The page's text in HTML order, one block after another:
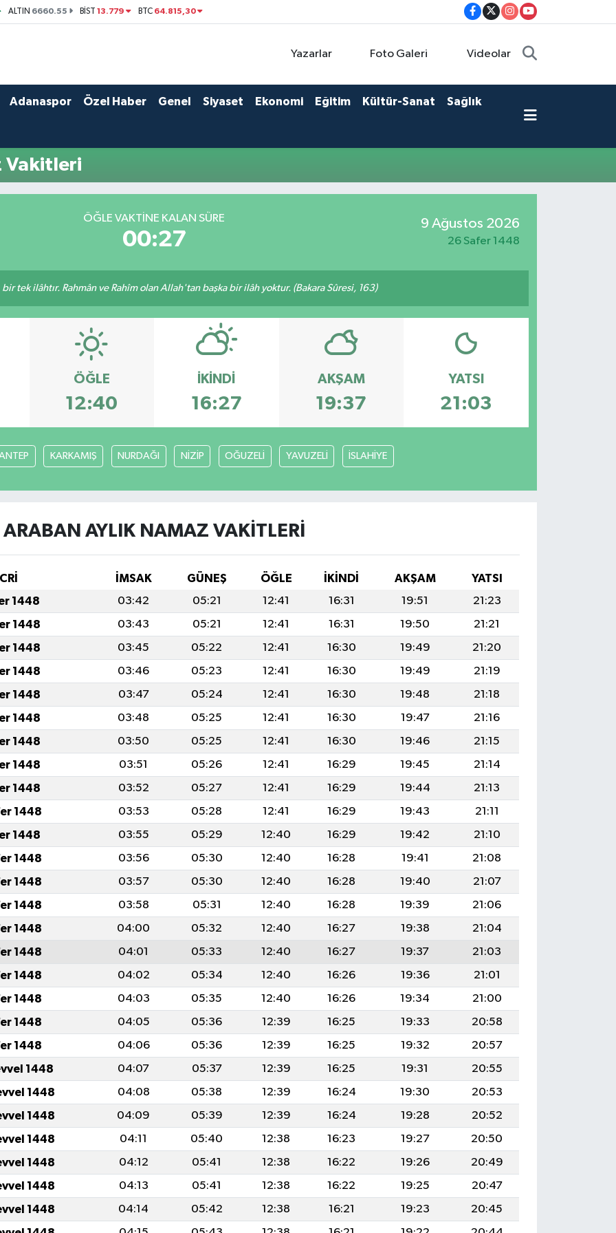
ALTIN 6660.55 BİST13.779 BTC 64.815,30
Yazarlar Foto Galeri Videolar
Adanaspor Özel Haber Genel Siyaset Ekonomi Eğitim Kültür-Sanat Sağlık
Vakitleri
ÖĞLE VAKTINE KALAN SÜRE
00:27
9 Ağustos 2026
26 Safer 1448
bir tek ilâhtır. Rahmân ve Rahîm olan Allah'tan başka bir ilâh yoktur. (Bakara Sûresi, 163)
ÖĞLE
12:40
İKINDI
16:27
AKŞAM
19:37
YATSI
21:03
KARKAMIŞ NURDAĞI NİZİP OĞUZELİ YAVUZELİ İSLAHİYE
ARABAN AYLIK NAMAZ VAKITLERI
İMSAK GÜNEŞ ÖĞLE İKINDI AKŞAM
YATSI
1448
03:42 05:21 12:41 16:31 19:51
21:23
1448
03:43 05:21 12:41 16:31 19:50
21:21
1448
03:45 05:22 12:41 16:30 19:49
21:20
1448
03:46 05:23 12:41 16:30 19:49
21:19
1448
03:47 05:24 12:41 16:30 19:48
21:18
1448
03:48 05:25 12:41 16:30 19:47
21:16
1448
03:50 05:25 12:41 16:30 19:46
21:15
1448
03:51 05:26 12:41 16:29 19:45
21:14
1448
03:52 05:27 12:41 16:29 19:44
21:13
1448
03:53 05:28 12:41 16:29 19:43
21:11
1448
03:55 05:29 12:40 16:29 19:42
21:10
1448
03:56 05:30 12:40 16:28 19:41
21:08
1448
03:57 05:30 12:40 16:28 19:40
21:07
1448
03:58 05:31 12:40 16:28 19:39
21:06
1448
04:00 05:32 12:40 16:27 19:38
21:04
1448
04:01 05:33 12:40 16:27 19:37
21:03
1448
04:02 05:34 12:40 16:26 19:36
21:01
1448
04:03 05:35 12:40 16:26 19:34
21:00
1448
04:05 05:36 12:39 16:25 19:33
20:58
1448
04:06 05:36 12:39 16:25 19:32
20:57
1448
04:07 05:37 12:39 16:25 19:31
20:55
1448
04:08 05:38 12:39 16:24 19:30
20:53
1448
04:09 05:39 12:39 16:24 19:28
20:52
1448
04:11 05:40 12:38 16:23 19:27
20:50
1448
04:12 05:41 12:38 16:22 19:26
20:49
1448
04:13 05:41 12:38 16:22 19:25
20:47
1448
04:14 05:42 12:38 16:21 19:23
20:45